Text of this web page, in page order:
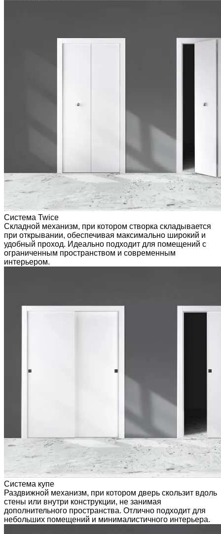
Система Twice
Складной механизм, при котором створка складывается
при открывании, обеспечивая максимально широкий и
удобный проход. Идеально подходит для помещений с
ограниченным пространством и современным
интерьером.
Система купе
Раздвижной механизм, при котором дверь скользит вдоль
стены или внутри конструкции, не занимая
дополнительного пространства. Отлично подходит для
небольших помещений и минималистичного интерьера.